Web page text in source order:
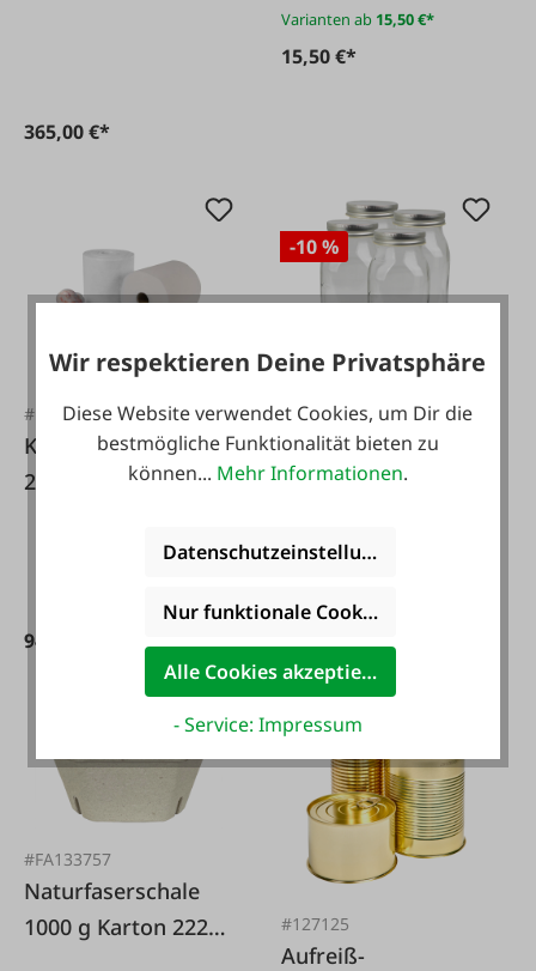
365,00 €*
Varianten ab 15,50 €*
15,50 €*
#FA112054
Knochenschutzvlies
23cm x 91m
94,95 €*
-10 %
#133957
Saftflasche Multi 4-
er mit
silber GPI
Varianten ab
8,99 €*
#FA133757
Naturfaserschale
1000 g Karton 222
#127125
Aufreiß-
Wir respektieren Deine Privatsphäre
Diese Website verwendet Cookies, um Dir die
bestmögliche Funktionalität bieten zu
können... Mehr Informationen.
Datenschutzeinstellungen
Nur funktionale Cookies akzeptieren
Alle Cookies akzeptieren
- Service: Impressum